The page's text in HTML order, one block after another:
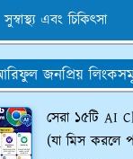
সুস্বাস্থ্য এবং চিকিৎসা
জনপ্রিয়
সেরা ১৫টি AI
(যা মিস করলে